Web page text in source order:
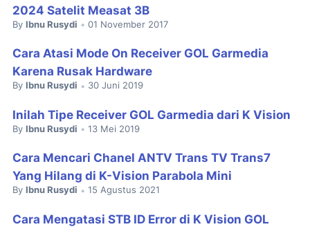
2024 Satelit Measat 3B
By Ibnu Rusydi • 01 November 2017
Cara Atasi Mode On Receiver GOL Garmedia
Karena Rusak Hardware
By Ibnu Rusydi • 30 Juni 2019
Inilah Tipe Receiver GOL Garmedia dari K Vision
By Ibnu Rusydi • 13 Mei 2019
Cara Mencari Chanel ANTV Trans TV Trans7
Yang Hilang di K-Vision Parabola Mini
By Ibnu Rusydi • 15 Agustus 2021
Cara Mengatasi STB ID Error di K Vision GOL